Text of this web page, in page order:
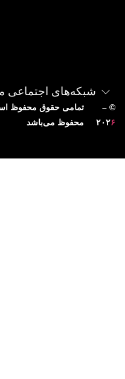
شبکه‌های اجتماعی
– ©
۲۰۲۶
تمامی حقوق محفوظ
محفوظ می‌باشد